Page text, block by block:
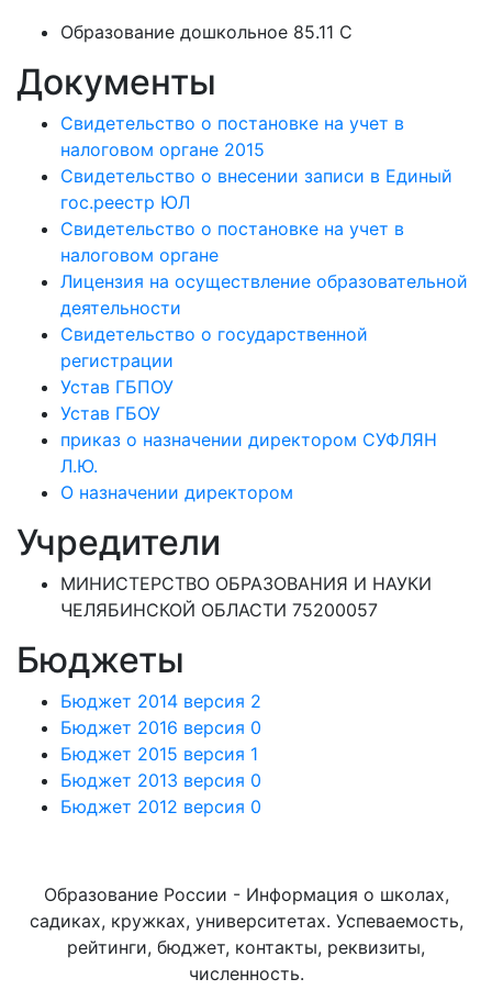
Образование дошкольное 85.11 C
Документы
Свидетельство о постановке на учет в
налоговом органе 2015
Свидетельство о внесении записи в Единый
гос.реестр ЮЛ
Свидетельство о постановке на учет в
налоговом органе
Лицензия на осуществление образовательной
деятельности
Свидетельство о государственной
регистрации
Устав ГБПОУ
Устав ГБОУ
приказ о назначении директором СУФЛЯН
Л.Ю.
О назначении директором
Учредители
МИНИСТЕРСТВО ОБРАЗОВАНИЯ И НАУКИ
ЧЕЛЯБИНСКОЙ ОБЛАСТИ 75200057
Бюджеты
Бюджет 2014 версия 2
Бюджет 2016 версия 0
Бюджет 2015 версия 1
Бюджет 2013 версия 0
Бюджет 2012 версия 0
Образование России - Информация о школах,
садиках, кружках, университетах. Успеваемость,
рейтинги, бюджет, контакты, реквизиты,
численность.